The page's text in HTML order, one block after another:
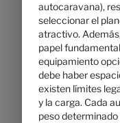
Hymer ML-
117.490,– €
Precio a partir de
6,98 m
autocaravana),
seleccionar el
atractivo.
papel
equipamiento
debe haber
existen límites
y la carga. Cada
peso determinado